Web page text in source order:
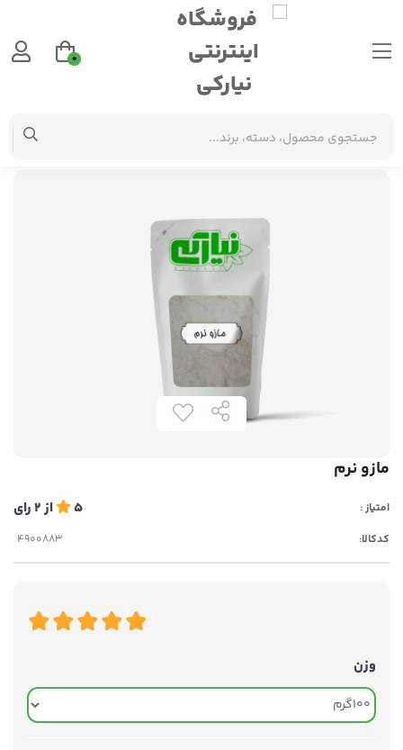
گیاهان دارویی مازو نرم
مازو نرم
امتیاز : 5 از2رای
کدکالا:
وزن
0